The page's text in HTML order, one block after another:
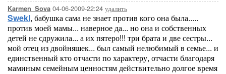
Karmen_Sova 04-06-2009-22:24 удалить
Swekl, бабушка сама не знает против кого она была.....
против моей мамы... наверное да... но она и собственных
детей не сдружила... а их пятеро!!! три брата и две сестры...
мой отец из двойняшек... был самый нелюбимый в семье... и
единственный кто отчасти по характеру, отчасти благодаря
маминым семейным ценностям действительно долгое время